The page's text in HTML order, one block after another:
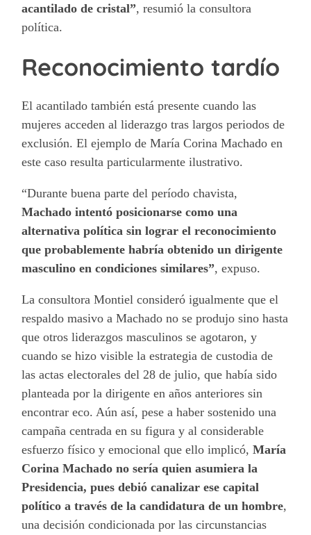
acantilado de cristal”, resumió la consultora
política.
Reconocimiento tardío
El acantilado también está presente cuando las
mujeres acceden al liderazgo tras largos periodos de
exclusión. El ejemplo de María Corina Machado en
este caso resulta particularmente ilustrativo.
“Durante buena parte del período chavista,
Machado intentó posicionarse como una
alternativa política sin lograr el reconocimiento
que probablemente habría obtenido un dirigente
masculino en condiciones similares”, expuso.
La consultora Montiel consideró igualmente que el
respaldo masivo a Machado no se produjo sino hasta
que otros liderazgos masculinos se agotaron, y
cuando se hizo visible la estrategia de custodia de
las actas electorales del 28 de julio, que había sido
planteada por la dirigente en años anteriores sin
encontrar eco. Aún así, pese a haber sostenido una
campaña centrada en su figura y al considerable
esfuerzo físico y emocional que ello implicó,María
Corina Machado no sería quien asumiera la
Presidencia, pues debió canalizar ese capital
político a través de la candidatura de un hombre,
una decisión condicionada por las circunstancias